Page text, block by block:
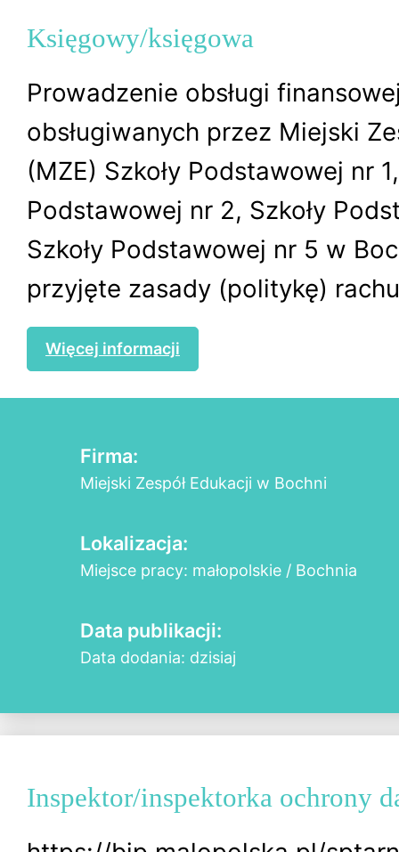
Księgowy/księgowa
Prowadzenie obsługi
obsługiwanych przez Miejski
(MZE) Szkoły Podstawowej nr
Podstawowej nr 2, Szkoły
Szkoły Podstawowej nr 5 w
przyjęte zasady (politykę)
Więcej informacji
Firma:
Miejski Zespół Edukacji w Bochni
Lokalizacja:
Miejsce pracy: małopolskie / Bochnia
Data publikacji:
Data dodania: dzisiaj
Inspektor/inspektorka ochrony